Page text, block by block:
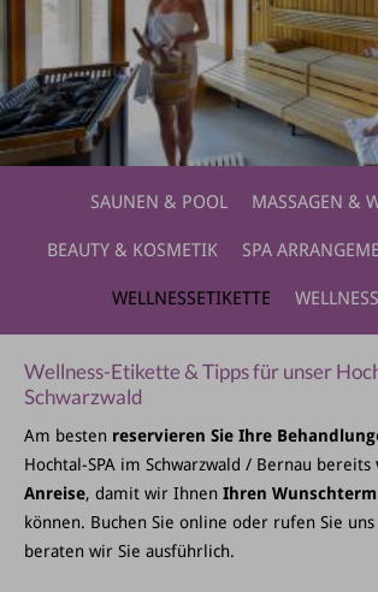
SAUNEN & POOL MASSAGEN &
BEAUTY & KOSMETIK SPA
WELLNESSETIKETTE
Wellness-Etikette & Tipps für unser
Schwarzwald
Am besten reservieren Sie Ihre
Hochtal-SPA im Schwarzwald / Bernau bereits
Anreise, damit wir Ihnen Ihren
können. Buchen Sie online oder rufen Sie uns
beraten wir Sie ausführlich.